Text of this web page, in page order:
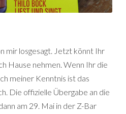
mir losgesagt. Jetzt könnt Ihr
Hause nehmen. Wenn Ihr die
meiner Kenntnis ist das
Die offizielle Übergabe an die
am 29. Mai in der Z-Bar